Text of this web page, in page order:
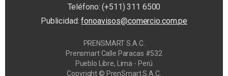
Teléfono: (+511) 311 6500
Publicidad:fonoavisos@comercio.com.pe
PRENSMART S.A.C.
Prensmart Calle Paracas #532
Pueblo Libre, Lima - Perú
Copyright © PrenSmart S.A.C.